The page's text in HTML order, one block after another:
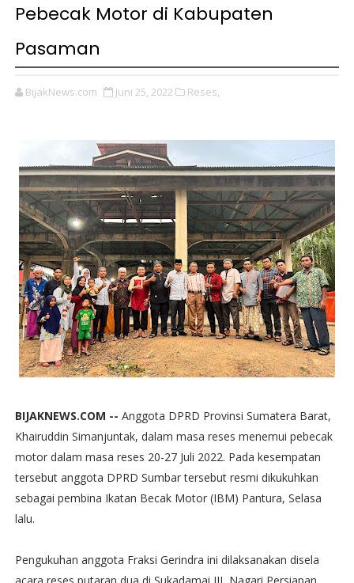
Pebecak Motor di Kabupaten
Pasaman
BijakNews.com Juni 25, 2022 Reses,
BIJAKNEWS.COM -- Anggota DPRD Provinsi Sumatera Barat,
Khairuddin Simanjuntak, dalam masa reses menemui pebecak
motor dalam masa reses 20-27 Juli 2022. Pada kesempatan
tersebut anggota DPRD Sumbar tersebut resmi dikukuhkan
sebagai pembina Ikatan Becak Motor (IBM) Pantura, Selasa
lalu.
Pengukuhan anggota Fraksi Gerindra ini dilaksanakan disela